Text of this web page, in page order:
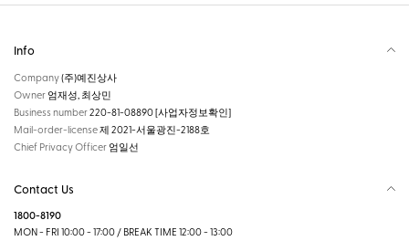
Info
Company(주)예진상사
Owner 엄재성, 최상민
Business number220-81-08890[사업자정보확인]
Mail-order-license제 2021-서울광진-2188호
Chief Privacy Officer 엄일선
Contact Us
1800-8190
MON - FRI 10:00 - 17:00 / BREAK TIME 12:00 - 13:00